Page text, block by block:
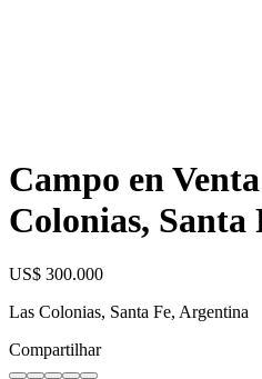
Campo en
Colonias, Santa
US$ 300.000
Las Colonias, Santa Fe, Argentina
Compartilhar